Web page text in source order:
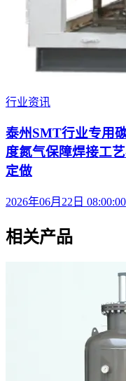
行业资讯
泰州SMT行业专用
度氮气保障焊接工
定做
2026年06月22日 08:00:00
相关产品